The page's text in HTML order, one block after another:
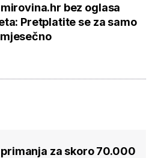
bez oglasa
Pretplatite se za samo
za skoro 70.000